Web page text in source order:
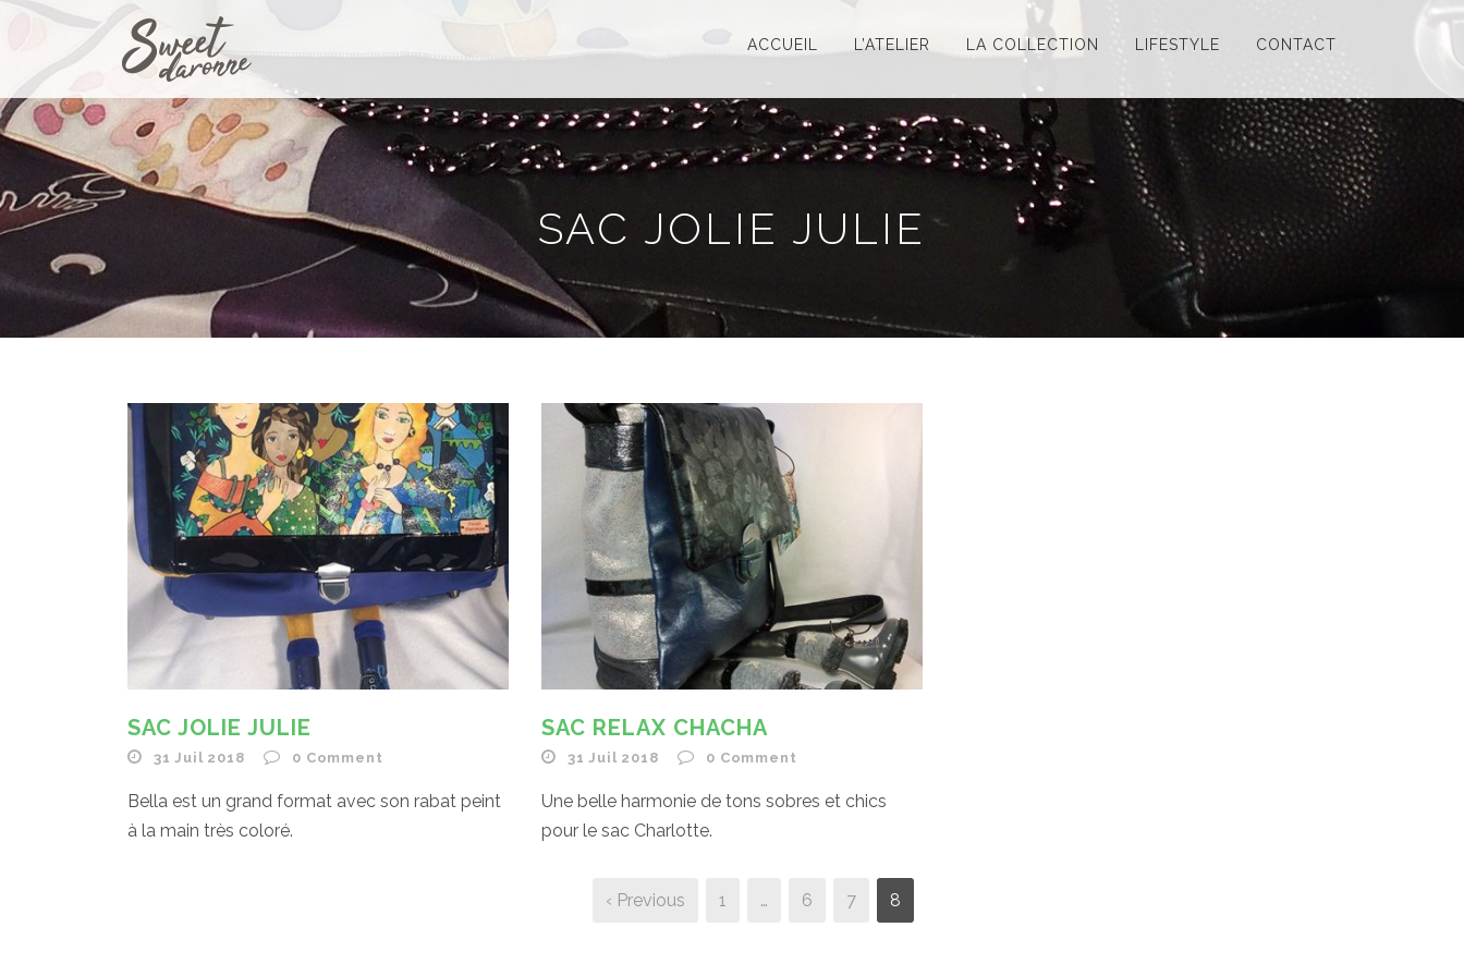
ACCUEIL L’ATELIER LA COLLECTION LIFESTYLE CONTACT
SAC JOLIE JULIE
SAC JOLIE JULIE
31 Juil 2018 0 Comment
Bella est un grand format avec son rabat peint
à la main très coloré.
SAC RELAX CHACHA
31 Juil 2018 0 Comment
Une belle harmonie de tons sobres et chics
pour le sac Charlotte.
‹ Previous 1 … 6 7 8